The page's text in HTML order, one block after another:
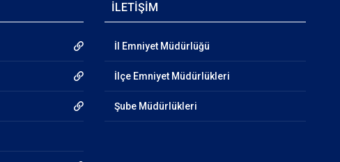
İLETİŞİM
İl Emniyet Müdürlüğü
İlçe Emniyet Müdürlükleri
Şube Müdürlükleri